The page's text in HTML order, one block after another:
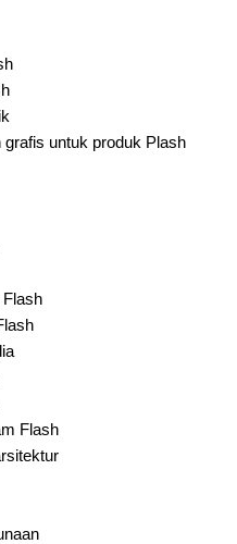
untuk produk Plash
Flash